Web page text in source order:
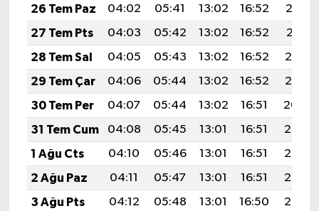
26 Tem Paz
04:02 05:41 13:02 16:52
20:12
27 Tem Pts
04:03 05:42 13:02 16:52
20:11
28 Tem Sal
04:05 05:43 13:02 16:52
20:10
29 Tem Çar
04:06 05:44 13:02 16:52
20:10
30 Tem Per
04:07 05:44 13:02 16:51
20:09
31 Tem Cum
04:08 05:45 13:01 16:51
20:08
1 Ağu Cts
04:10 05:46 13:01 16:51
20:07
2 Ağu Paz
04:11 05:47 13:01 16:51
20:06
3 Ağu Pts
04:12 05:48 13:01 16:50
20:05